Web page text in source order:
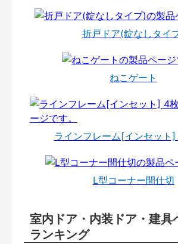
折戸ドア(錠なしタイ
ねこゲート
ラインフレーム[インセット
L型コーナー間仕切
室内ドア・内装ドア・建具
ランキング